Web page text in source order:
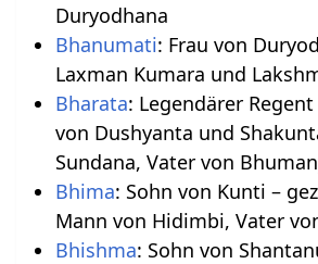
Duryodhana
Bhanumati: Frau von
Laxman Kumara und
Bharata: Legendärer
von Dushyanta und
Sundana, Vater von
Bhima: Sohn von Kunti –
Mann von Hidimbi, Vater
Bhishma: Sohn von